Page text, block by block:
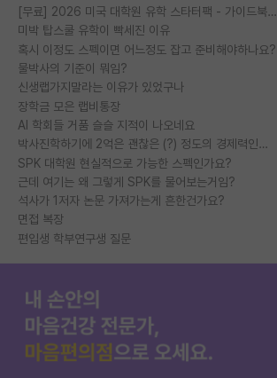
[무료] 2026 미국 대학원 유학 스타터팩 - 가이드북 & 합격자 컨택메일 템플릿
미박 탑스쿨 유학이 빡세진 이유
혹시 이정도 스펙이면 어느정도 잡고 준비해야하나요?
물박사의 기준이 뭐임?
신생랩가지말라는 이유가 있었구나
장학금 모은 랩비통장
AI 학회들 거품 슬슬 지적이 나오네요
박사진학하기에 2억은 괜찮은 (?) 정도의 경제력인가요
SPK 대학원 현실적으로 가능한 스펙인가요?
근데 여기는 왜 그렇게 SPK를 물어보는거임?
석사가 1저자 논문 가져가는게 흔한건가요?
면접 복장
편입생 학부연구생 질문